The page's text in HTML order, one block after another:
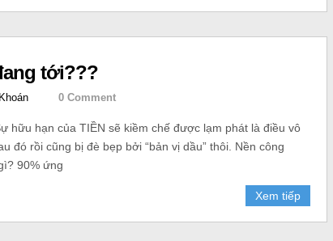
tới???
0 Comment
hữu hạn của TIỀN sẽ kiềm chế được lạm phát là điều vô
đó rồi cũng bị đè bẹp bởi “bản vị dầu” thôi. Nền công
90% ứng
Xem tiếp